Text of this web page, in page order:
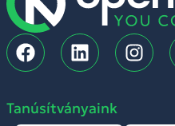
Tanúsítványaink